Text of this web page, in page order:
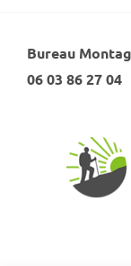
Bureau
06 03 86 27 04